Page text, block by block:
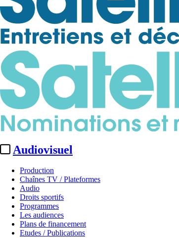
Audiovisuel
Production
Chaînes TV / Plateformes
Audio
Droits sportifs
Programmes
Les audiences
Plans de financement
Etudes / Publications